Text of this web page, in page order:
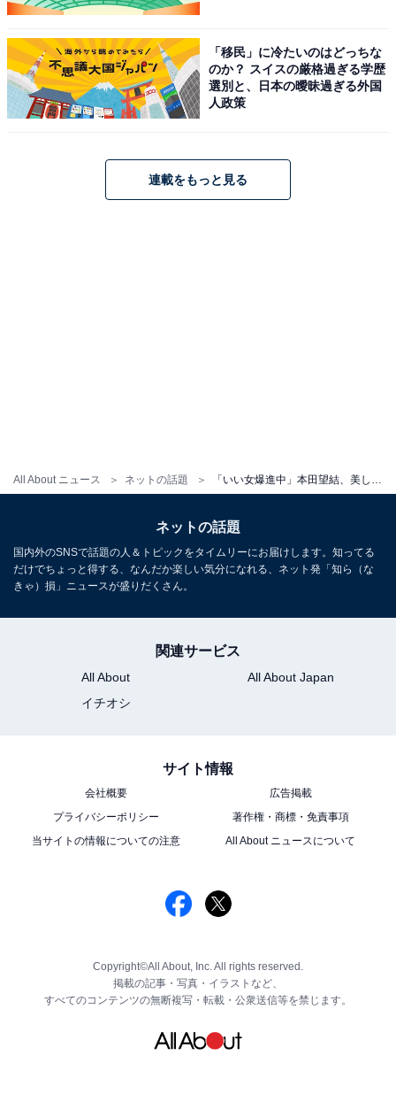
All About ニュース ネットの話題
「移民」に冷たいのはどっちな
のか？ スイスの厳格過ぎる学歴
選別と、日本の曖昧過ぎる外国
人政策
連載をもっと見る
ネットの話題
国内外のSNSで話題の人＆トピックをタイムリーにお届けします。知ってる
だけでちょっと得する、なんだか楽しい気分になれる、ネット発「知ら（な
きゃ）損」ニュースが盛りだくさん。
関連サービス
All About
All About Japan
イチオシ
サイト情報
会社概要
広告掲載
プライバシーポリシー
著作権・商標・免責事項
当サイトの情報についての注意
All About ニュースについて
Copyright©All About, Inc. All rights reserved.
掲載の記事・写真・イラストなど、
すべてのコンテンツの無断複写・転載・公衆送信等を禁じます。